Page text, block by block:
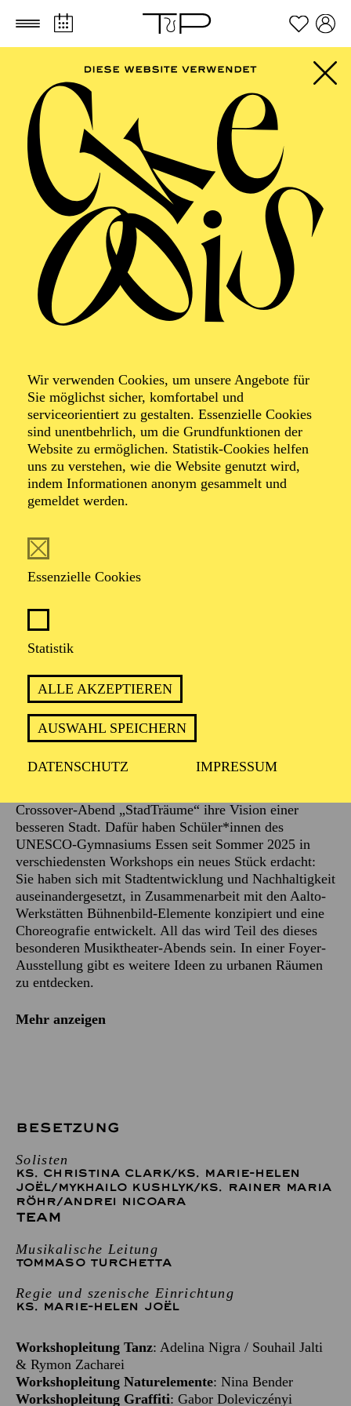
Zum Hauptinhalt springen Zum Footer springen
Wir verwenden Cookies, um unsere Angebote für
Sie möglichst sicher, komfortabel und
serviceorientiert zu gestalten. Essenzielle Cookies
sind unentbehrlich, um die Grundfunktionen der
Website zu ermöglichen. Statistik-Cookies helfen
uns zu verstehen, wie die Website genutzt wird,
indem Informationen anonym gesammelt und
gemeldet werden.
Essenzielle Cookies
Statistik
ALLE AKZEPTIEREN
AUSWAHL SPEICHERN
DATENSCHUTZ IMPRESSUM
AALTO MUSIKTHEATER
StadTräume
Ein Crossover-Abend mit Theaterprofis und jungen
Bürger*innen
In Kooperation mit dem Unesco-Gymnasium
Beschreibung
Die große Bühne im Aalto-Theater, Schüler*innen des
Essener Philharmoniker und das United Rock
Crossover-Abend „StadTräume“ ihre Vision einer
besseren Stadt. Dafür haben Schüler*innen des
UNESCO-Gymnasiums Essen seit Sommer 2025 in
verschiedensten Workshops ein neues Stück erdacht:
Sie haben sich mit Stadtentwicklung und Nachhaltigkeit
auseinandergesetzt, in Zusammenarbeit mit den Aalto-
Werkstätten Bühnenbild-Elemente konzipiert und eine
Choreografie entwickelt. All das wird Teil des dieses
besonderen Musiktheater-Abends sein. In einer Foyer-
Ausstellung gibt es weitere Ideen zu urbanen Räumen
zu entdecken.
Mehr anzeigen
BESETZUNG
Solisten
KS. CHRISTINA CLARK/KS. MARIE-HELEN
JOËL/MYKHAILO KUSHLYK/KS. RAINER MARIA
RÖHR/ANDREI NICOARA
TEAM
Musikalische Leitung
TOMMASO TURCHETTA
Regie und szenische Einrichtung
KS. MARIE-HELEN JOËL
Workshopleitung Tanz: Adelina Nigra / Souhail Jalti
& Rymon Zacharei
Workshopleitung Naturelemente: Nina Bender
Workshopleitung Graffiti: Gabor Doleviczényi